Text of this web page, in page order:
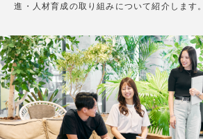
進・人材育成の取り組みについて紹介します。